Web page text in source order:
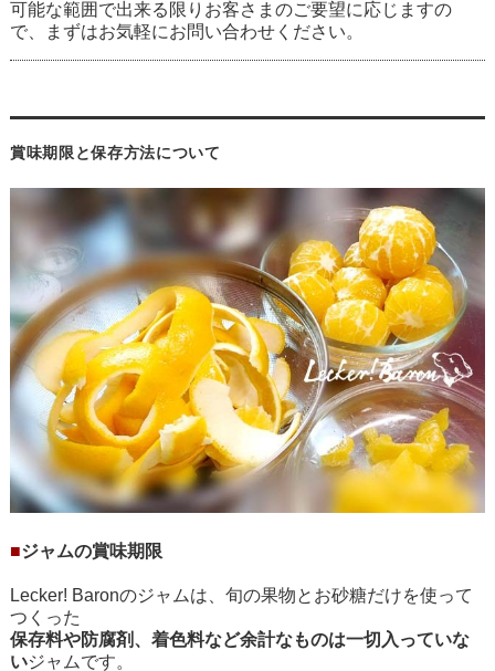
可能な範囲で出来る限りお客さまのご要望に応じますの
で、まずはお気軽にお問い合わせください。
賞味期限と保存方法について
■ジャムの賞味期限
Lecker! Baronのジャムは、旬の果物とお砂糖だけを使って
つくった
保存料や防腐剤、着色料など余計なものは一切入っていな
いジャムです。